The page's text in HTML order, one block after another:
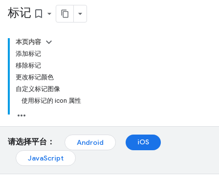
标记 bookmark_border
本页内容
添加标记
移除标记
更改标记颜色
自定义标记图像
使用标记的 icon 属性
请选择平台： Android
iOS
JavaScript